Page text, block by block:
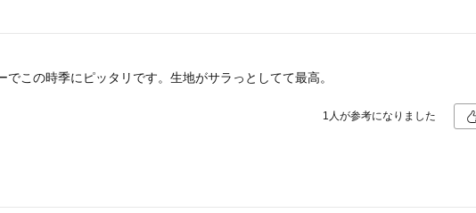
でこの時季にピッタリです。生地がサラっとしてて最高。
1 人が参考になりました